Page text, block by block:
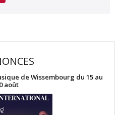
de Wissembourg du 15 au
août